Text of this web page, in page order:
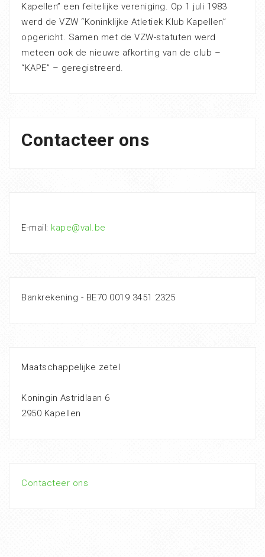
Kapellen” een feitelijke vereniging. Op 1 juli 1983
werd de VZW “Koninklijke Atletiek Klub Kapellen”
opgericht. Samen met de VZW-statuten werd
meteen ook de nieuwe afkorting van de club –
“KAPE” – geregistreerd.
Contacteer ons
E-mail: kape@val.be
Bankrekening - BE70 0019 3451 2325
Maatschappelijke zetel
Koningin Astridlaan 6
2950 Kapellen
Contacteer ons